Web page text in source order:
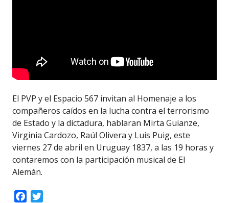
El PVP y el Espacio 567 invitan al Homenaje a los
compañeros caídos en la lucha contra el terrorismo
de Estado y la dictadura, hablaran Mirta Guianze,
Virginia Cardozo, Raúl Olivera y Luis Puig, este
viernes 27 de abril en Uruguay 1837, a las 19 horas y
contaremos con la participación musical de El
Alemán.
Facebook